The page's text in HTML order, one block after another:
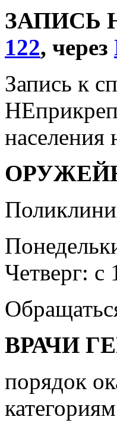
ЗАПИСЬ
122, через
Запись к
населения
Четверг: с
ВРАЧИ
порядок